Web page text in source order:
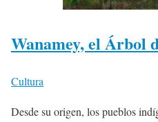
Wanamey, el Árbol
Cultura
Desde su origen, los pueblos